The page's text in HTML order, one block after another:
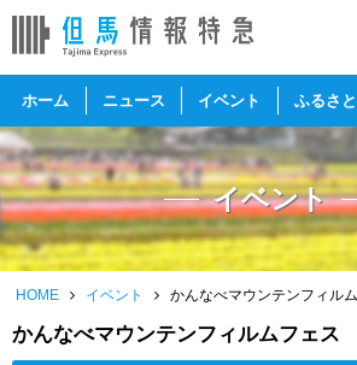
ホーム ニュース イベント ふるさと
イベント
HOME イベント かんなべマウンテンフィル
かんなべマウンテンフィルムフェス